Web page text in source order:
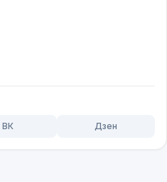
ВК Дзен